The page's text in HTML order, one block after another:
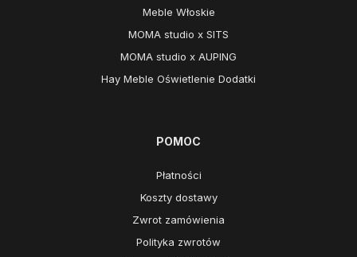
Meble Włoskie
MOMA studio x SITS
MOMA studio x AUPING
Hay Meble Oświetlenie Dodatki
POMOC
Płatności
Koszty dostawy
Zwrot zamówienia
Polityka zwrotów